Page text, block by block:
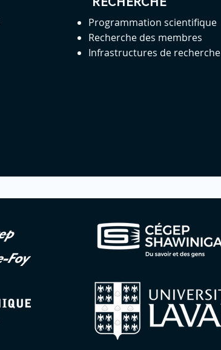
Programmation scientifique
Recherche des membres
Infrastructures de recherche